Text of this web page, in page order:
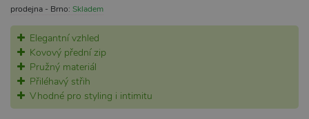
prodejna - Brno: Skladem
Elegantní vzhled
Kovový přední zip
Pružný materiál
Přiléhavý střih
Vhodné pro styling i intimitu